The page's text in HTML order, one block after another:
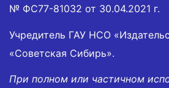
№ ФС77-81032 от 30.04.2021 г.
Учредитель ГАУ НСО
«Советская Сибирь».
При полном или частичном